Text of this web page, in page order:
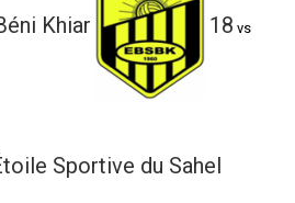
Khiar 18 vs
Sportive du Sahel